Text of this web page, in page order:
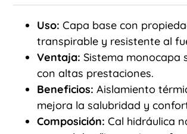
Uso: Capa base con
transpirable y resistente al
Ventaja: Sistema monocapa
con altas prestaciones.
Beneficios: Aislamiento
mejora la salubridad y
Composición: Cal hidráulica